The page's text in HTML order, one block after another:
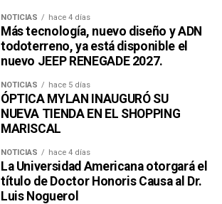
NOTICIAS hace 4 días
Más tecnología, nuevo diseño y ADN
todoterreno, ya está disponible el
nuevo JEEP RENEGADE 2027.
NOTICIAS hace 5 días
ÓPTICA MYLAN INAUGURÓ SU
NUEVA TIENDA EN EL SHOPPING
MARISCAL
NOTICIAS hace 4 días
La Universidad Americana otorgará el
título de Doctor Honoris Causa al Dr.
Luis Noguerol